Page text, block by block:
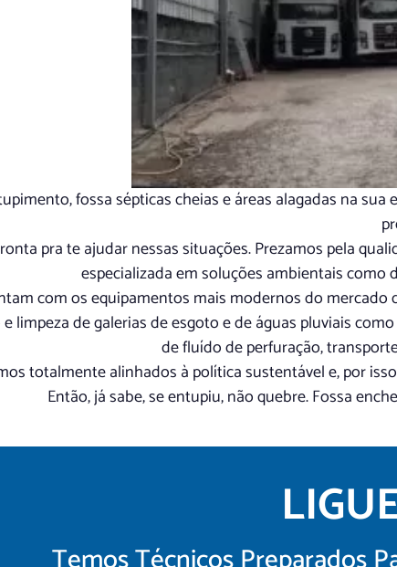
fossa sépticas cheias e áreas alagadas na
pra te ajudar nessas situações. Prezamos pela
especializada em soluções ambientais
com os equipamentos mais modernos do
limpeza de galerias de esgoto e de águas pluviais
de fluído de perfuração,
totalmente alinhados à política sustentável e, por
Então, já sabe, se entupiu, não quebre. Fossa